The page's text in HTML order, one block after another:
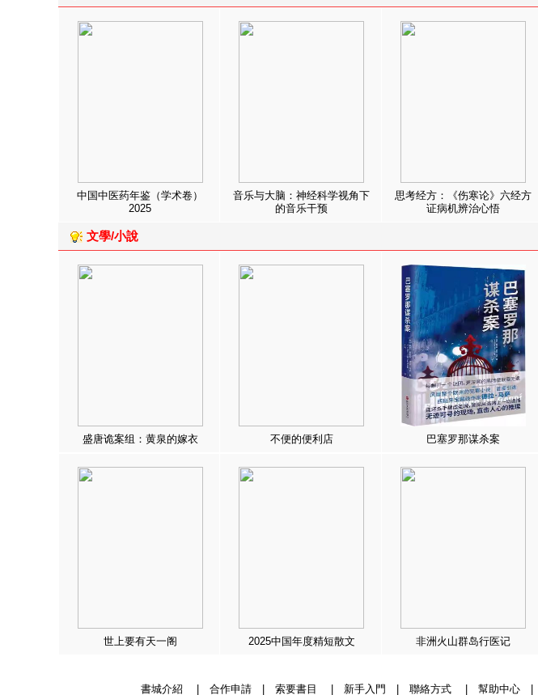
中国中医药年鉴（学术卷）
2025
音乐与大脑：神经科学视角下
的音乐干预
思考经方：《伤寒论》六经方
证病机辨治心悟
文學/小說
盛唐诡案组：黄泉的嫁衣 不便的便利店 巴塞罗那谋杀案
世上要有天一阁 2025中国年度精短散文 非洲火山群岛行医记
書城介紹 合作申請| 索要書目 新手入門 聯絡方式| 幫助中心|